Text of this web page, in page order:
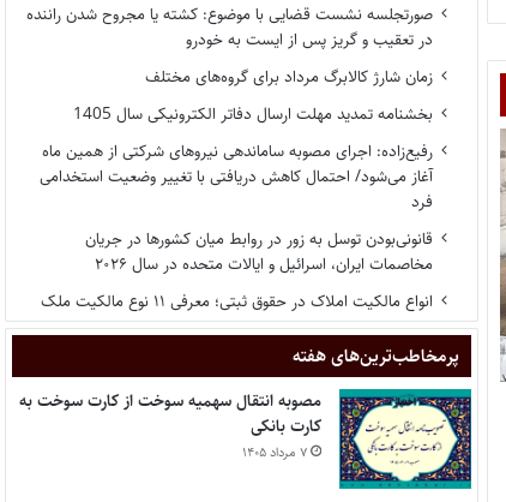
صورتجلسه نشست قضایی با موضوع: کشته یا مجروح شدن راننده
در تعقیب و گریز پس از ایست به خودرو
زمان شارژ کالابرگ مرداد برای گروه‌های مختلف
بخشنامه تمدید مهلت ارسال دفاتر الکترونیکی سال 1405
رفیع‌زاده: اجرای مصوبه ساماندهی نیروهای شرکتی از همین ماه
آغاز می‌شود/ احتمال کاهش دریافتی با تغییر وضعیت استخدامی
فرد
قانونی‌بودن توسل به زور در روابط میان کشورها در جریان
مخاصمات ایران، اسرائیل و ایالات متحده در سال ۲۰۲۶
انواع مالکیت املاک در حقوق ثبتی؛ معرفی ۱۱ نوع مالکیت ملک
پر‌مخاطب‌ترین‌های هفته
مصوبه انتقال سهمیه سوخت از کارت سوخت به
کارت بانکی
۷ مرداد ۱۴۰۵